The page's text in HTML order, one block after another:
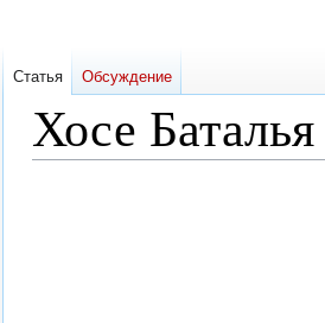
Хосе
Статья Обсуждение